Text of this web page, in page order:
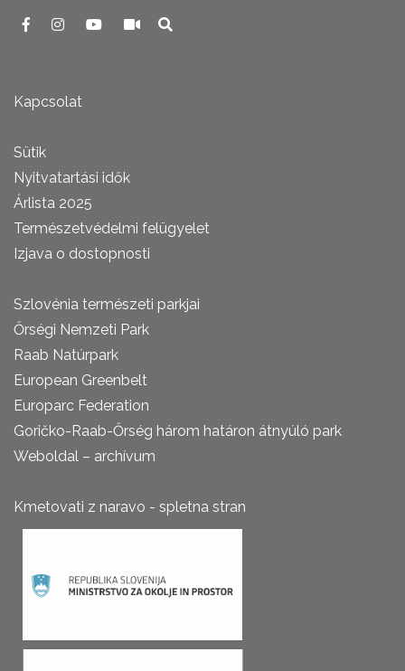
Kapcsolat
Sütik
Nyitvatartási idők
Árlista 2025
Természetvédelmi felügyelet
Izjava o dostopnosti
Szlovénia természeti parkjai
Őrségi Nemzeti Park
Raab Natúrpark
European Greenbelt
Europarc Federation
Goričko-Raab-Őrség három határon átnyúló park
Weboldal – archívum
Kmetovati z naravo - spletna stran